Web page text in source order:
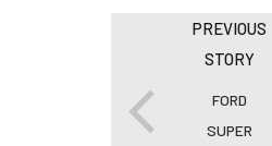
PREVIOUS
STORY
FORD
SUPER